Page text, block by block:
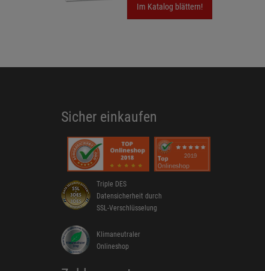
Im Katalog blättern!
Sicher einkaufen
Triple DES
Datensicherheit durch
SSL-Verschlüsselung
Klimaneutraler
Onlineshop